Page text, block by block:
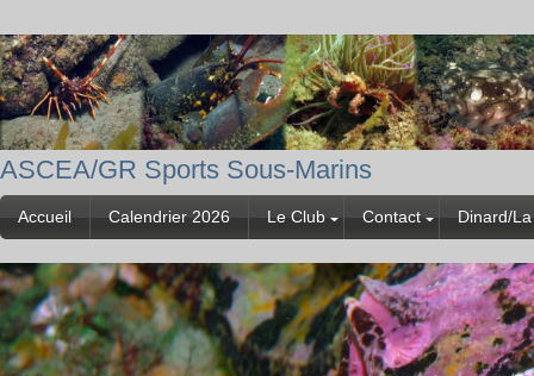
ASCEA/GR Sports Sous-Marins
Accueil Calendrier 2026 Le Club Contact Dinard/